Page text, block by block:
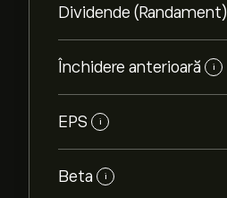
Dividende (Randament)
Închidere anterioară i
EPS i
Beta i